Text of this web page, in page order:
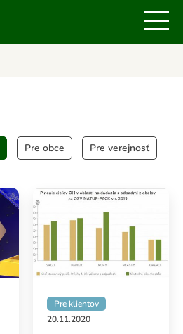
Pre obce Pre verejnosť
2020
Pre klientov
20.11.2020